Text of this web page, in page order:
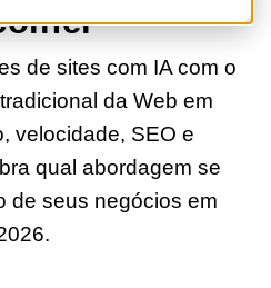
de sites com IA com o
da Web em
velocidade, SEO e
qual abordagem se
de seus negócios em